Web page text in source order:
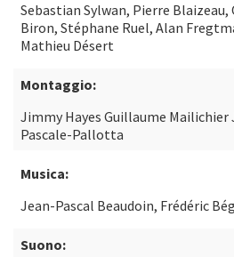
Sebastian Sylwan, Pierre Blaizeau,
Biron, Stéphane Ruel, Alan
Mathieu Désert
Montaggio:
Jimmy Hayes Guillaume Mailichier
Pascale-Pallotta
Musica:
Jean-Pascal Beaudoin, Frédéric
Suono: